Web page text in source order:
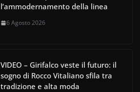
l’ammodernamento della linea
6 Agosto 2026
VIDEO – Girifalco veste il futuro: il
sogno di Rocco Vitaliano sfila tra
tradizione e alta moda